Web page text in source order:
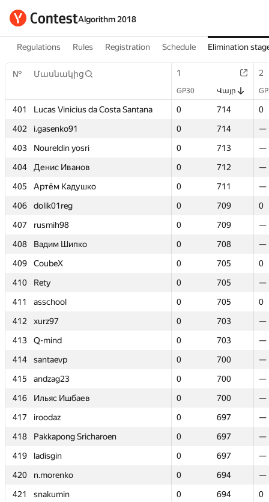
Algorithm 2018
Regulations Rules Registration Schedule Elimination
№ Մասնակից 1 2
GP30 Վայր
401 Lucas Vinicius da Costa Santana 0 714
0
402
i.gasenko91 0 714
—
403
Noureldin yosri 0 713
—
404
Денис Иванов 0 712
—
405
Артём Кадушко 0 711
—
406
dolik01reg 0 709
0
407
rusmih98 0 709
—
408
Вадим Шипко 0 708
—
409
CoubeX 0 705
0
410
Rety 0 705
—
411
asschool 0 705
0
412
xurz97 0 703
—
413
Q-mind 0 703
—
414
santaevp 0 700
—
415
andzag23 0 700
—
416
Ильяс Ишбаев 0 700
—
417
iroodaz 0 697
—
418
Pakkapong Sricharoen 0 697
—
419
ladisgin 0 697
—
420
n.morenko 0 694
—
421
snakumin 0 694
0
№ Մասնակից 1 2
GP30 Վայր
401 Lucas Vinicius da Costa Santana 0 714
0
402
i.gasenko91 0 714
—
403
Noureldin yosri 0 713
—
404
Денис Иванов 0 712
—
405
Артём Кадушко 0 711
—
406
dolik01reg 0 709
0
407
rusmih98 0 709
—
408
Вадим Шипко 0 708
—
409
CoubeX 0 705
0
410
Rety 0 705
—
411
asschool 0 705
0
412
xurz97 0 703
—
413
Q-mind 0 703
—
414
santaevp 0 700
—
415
andzag23 0 700
—
416
Ильяс Ишбаев 0 700
—
417
iroodaz 0 697
—
418
Pakkapong Sricharoen 0 697
—
419
ladisgin 0 697
—
420
n.morenko 0 694
—
421
snakumin 0 694
0